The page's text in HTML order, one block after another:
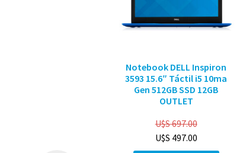
Notebook DELL Inspiron
3593 15.6″ Táctil i5 10ma
Gen 512GB SSD 12GB
OUTLET
U$S697.00
U$S 497.00